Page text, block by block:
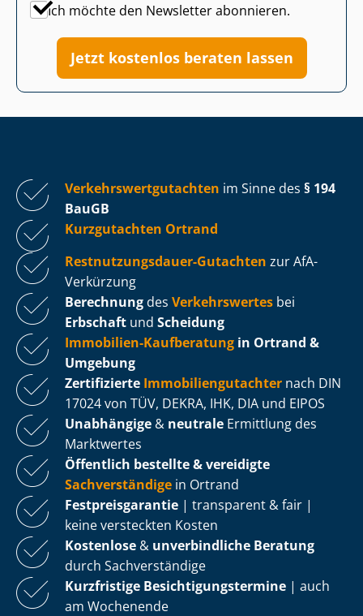
Ich möchte den Newsletter abonnieren.
Jetzt kostenlos beraten lassen
Ver­kehrs­wert­gut­ach­ten im Sinne des § 194
BauGB
Kurzgutachten Ortrand
Rest­nut­zungs­dau­er-Gutachten zur AfA-
Verkürzung
Berechnung des Verkehrswertes bei
Erbschaft und Scheidung
Immobilien-Kaufberatung in Ortrand &
Umgebung
Zertifizierte Im­mo­bi­li­en­gut­ach­ter nach DIN
17024 von TÜV, DEKRA, IHK, DIA und EIPOS
Unabhängige & neutrale Ermittlung des
Marktwertes
Öffentlich bestellte & vereidigte
Sachverständige in Ortrand
Fest­preis­ga­ran­tie | transparent & fair |
keine versteckten Kosten
Kostenlose & unverbindliche Beratung
durch Sachverständige
Kurzfristige Be­sich­ti­gungs­ter­mi­ne | auch
am Wochenende